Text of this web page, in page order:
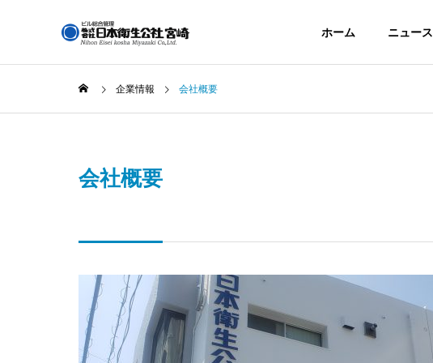
ホーム ニュース
企業情報
ACCESS
事業内容
DISINFECTION
消毒業務
企業情報 会社概要
会社概要